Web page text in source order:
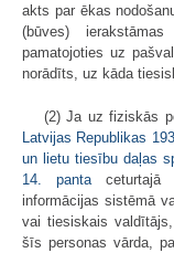
akts par ēkas
(būves)
pamatojoties uz
norādīts, uz kāda
(2) Ja uz fiziskās
Latvijas Republikas
un lietu tiesību daļas
14. pantaceturtajā
informācijas sistēmā
vai tiesiskais
šīs personas vārda,